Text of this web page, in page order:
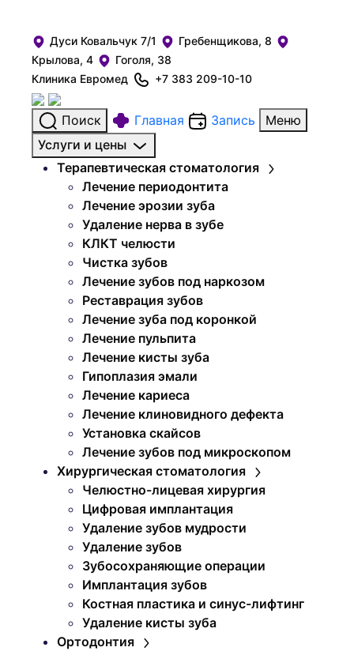
Дуси Ковальчук 7/1
Гребенщикова, 8
Крылова, 4
Гоголя, 38
Клиника Евромед
+7 383 209-10-10
Поиск Главная Запись
Меню
Услуги и цены
Терапевтическая стоматология
Лечение периодонтита
Лечение эрозии зуба
Удаление нерва в зубе
КЛКТ челюсти
Чистка зубов
Лечение зубов под наркозом
Реставрация зубов
Лечение зуба под коронкой
Лечение пульпита
Лечение кисты зуба
Гипоплазия эмали
Лечение кариеса
Лечение клиновидного дефекта
Установка скайсов
Лечение зубов под микроскопом
Хирургическая стоматология
Челюстно-лицевая хирургия
Цифровая имплантация
Удаление зубов мудрости
Удаление зубов
Зубосохраняющие операции
Имплантация зубов
Костная пластика и синус-лифтинг
Удаление кисты зуба
Ортодонтия